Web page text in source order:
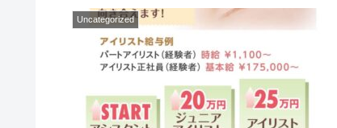
Uncategorized